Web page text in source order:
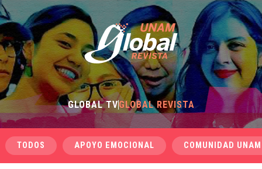
GLOBAL TVGLOBAL REVISTA
TODOS APOYO EMOCIONAL COMUNIDAD UNAM